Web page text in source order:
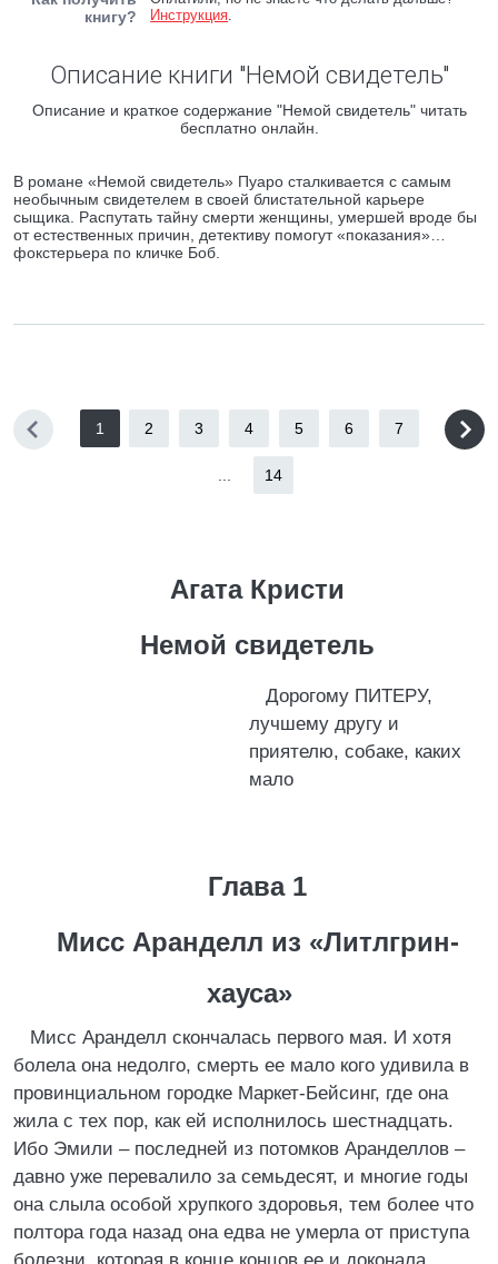
книгу?
Инструкция.
Описание книги "Немой свидетель"
Описание и краткое содержание "Немой свидетель" читать
бесплатно онлайн.
В романе «Немой свидетель» Пуаро сталкивается с самым
необычным свидетелем в своей блистательной карьере
сыщика. Распутать тайну смерти женщины, умершей вроде бы
от естественных причин, детективу помогут «показания»…
фокстерьера по кличке Боб.
1 2 3 4 5 6 7
14
Агата Кристи
Немой свидетель
Дорогому ПИТЕРУ,
лучшему другу и
приятелю, собаке, каких
мало
Глава 1
Мисс Аранделл из «Литлгрин-
хауса»
Мисс Аранделл скончалась первого мая. И хотя
болела она недолго, смерть ее мало кого удивила в
провинциальном городке Маркет-Бейсинг, где она
жила с тех пор, как ей исполнилось шестнадцать.
Ибо Эмили – последней из потомков Аранделлов –
давно уже перевалило за семьдесят, и многие годы
она слыла особой хрупкого здоровья, тем более что
полтора года назад она едва не умерла от приступа